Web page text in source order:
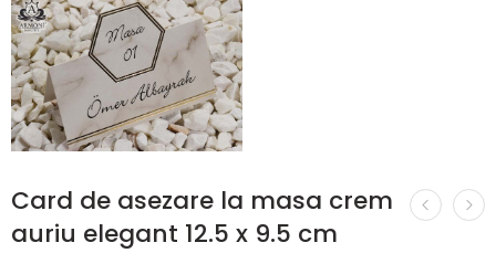
Card de asezare la masa crem
auriu elegant 12.5 x 9.5 cm